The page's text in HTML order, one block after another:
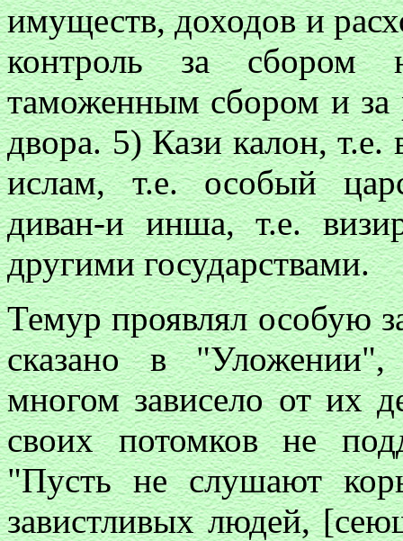
имуществ, доходов и
контроль за сбором
таможенным сбором и за
двора. 5) Кази калон,
ислам, т.е. особый
диван-и инша, т.е.
другими государствами.
Темур проявлял особую
сказано в "Уложении",
многом зависело от их
своих потомков не
"Пусть не слушают
завистливых людей,